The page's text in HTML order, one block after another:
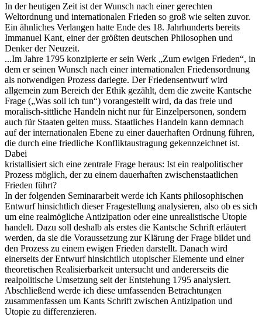
In der heutigen Zeit ist der Wunsch nach einer gerechten
Weltordnung und internationalen Frieden so groß wie selten zuvor.
Ein ähnliches Verlangen hatte Ende des 18. Jahrhunderts bereits
Immanuel Kant, einer der größten deutschen Philosophen und
Denker der Neuzeit.
...Im Jahre 1795 konzipierte er sein Werk „Zum ewigen Frieden“, in
dem er seinen Wunsch nach einer internationalen Friedensordnung
als notwendigen Prozess darlegte. Der Friedensentwurf wird
allgemein zum Bereich der Ethik gezählt, dem die zweite Kantsche
Frage („Was soll ich tun“) vorangestellt wird, da das freie und
moralisch-sittliche Handeln nicht nur für Einzelpersonen, sondern
auch für Staaten gelten muss. Staatliches Handeln kann demnach
auf der internationalen Ebene zu einer dauerhaften Ordnung führen,
die durch eine friedliche Konfliktaustragung gekennzeichnet ist.
Dabei
kristallisiert sich eine zentrale Frage heraus: Ist ein realpolitischer
Prozess möglich, der zu einem dauerhaften zwischenstaatlichen
Frieden führt?
In der folgenden Seminararbeit werde ich Kants philosophischen
Entwurf hinsichtlich dieser Fragestellung analysieren, also ob es sich
um eine realmögliche Antizipation oder eine unrealistische Utopie
handelt. Dazu soll deshalb als erstes die Kantsche Schrift erläutert
werden, da sie die Voraussetzung zur Klärung der Frage bildet und
den Prozess zu einem ewigen Frieden darstellt. Danach wird
einerseits der Entwurf hinsichtlich utopischer Elemente und einer
theoretischen Realisierbarkeit untersucht und andererseits die
realpolitische Umsetzung seit der Entstehung 1795 analysiert.
Abschließend werde ich diese umfassenden Betrachtungen
zusammenfassen um Kants Schrift zwischen Antizipation und
Utopie zu differenzieren.